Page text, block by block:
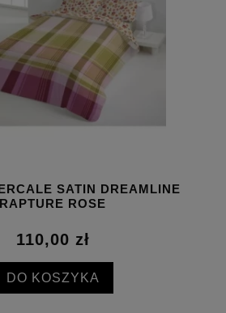
SATIN DREAMLINE
RAPTURE ROSE
110,00 zł
DO KOSZYKA